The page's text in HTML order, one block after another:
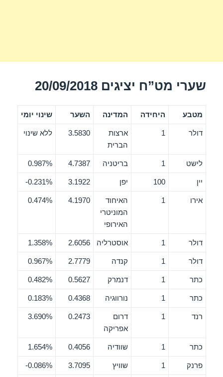
שערי מט”ח יציגים 20/09/2018
מטבע היחידה המדינה השער שינוי יומי
דולר 1
ארצות
הברית
3.5830 ללא שינוי
לישט 1 בריטניה 4.7387
0.987%
יין 100 יפן 3.1922
0.231%-
אירו 1
האיחוד
המוניטרי
האירופי
4.1970
0.474%
דולר 1 אוסטרליה 2.6056
1.358%
דולר 1 קנדה 2.7779
0.967%
כתר 1 דנמרק 0.5627
0.482%
כתר 1 נורווגיה 0.4368
0.183%
רנד 1
דרום
אפריקה
0.2473
3.690%
כתר 1 שוודיה 0.4056
1.654%
פרנק 1 שוויץ 3.7095
0.086%-